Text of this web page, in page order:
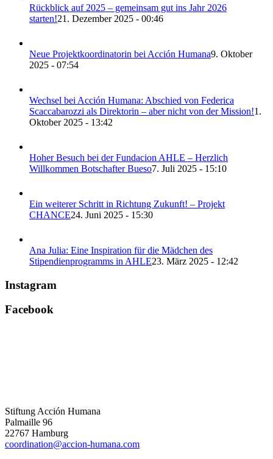
Rückblick auf 2025 – gemeinsam gut ins Jahr 2026
starten!21. Dezember 2025 - 00:46
Neue Projektkoordinatorin bei Acción Humana9. Oktober
2025 - 07:54
Wechsel bei Acción Humana: Abschied von Federica
Scaccabarozzi als Direktorin – aber nicht von der Mission!1.
Oktober 2025 - 13:42
Hoher Besuch bei der Fundacion AHLE – Herzlich
Willkommen Botschafter Bueso7. Juli 2025 - 15:10
Ein weiterer Schritt in Richtung Zukunft! – Projekt
CHANCE24. Juni 2025 - 15:30
Ana Julia: Eine Inspiration für die Mädchen des
Stipendienprogramms in AHLE23. März 2025 - 12:42
Instagram
Facebook
Stiftung Acción Humana
Palmaille 96
22767 Hamburg
coordination@accion-humana.com